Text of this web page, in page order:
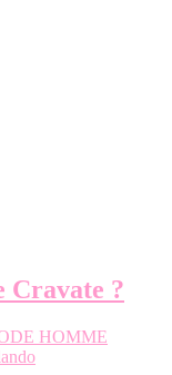
Cravate ?
HOMME